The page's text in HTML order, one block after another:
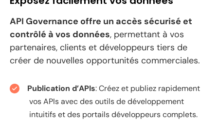
API Governance offre un accès sécurisé et
contrôlé à vos données, permettant à vos
partenaires, clients et développeurs tiers de
créer de nouvelles opportunités commerciales.
Publication d’APIs: Créez et publiez rapidement
vos APIs avec des outils de développement
intuitifs et des portails développeurs complets.